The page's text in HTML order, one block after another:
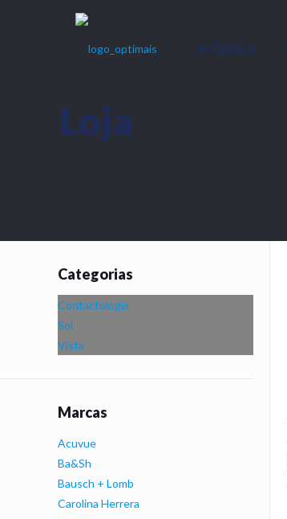
A Óptica
Loja
Categorias
Contactologia
Sol
Vista
Marcas
Acuvue
Ba&Sh
Bausch + Lomb
Carolina Herrera